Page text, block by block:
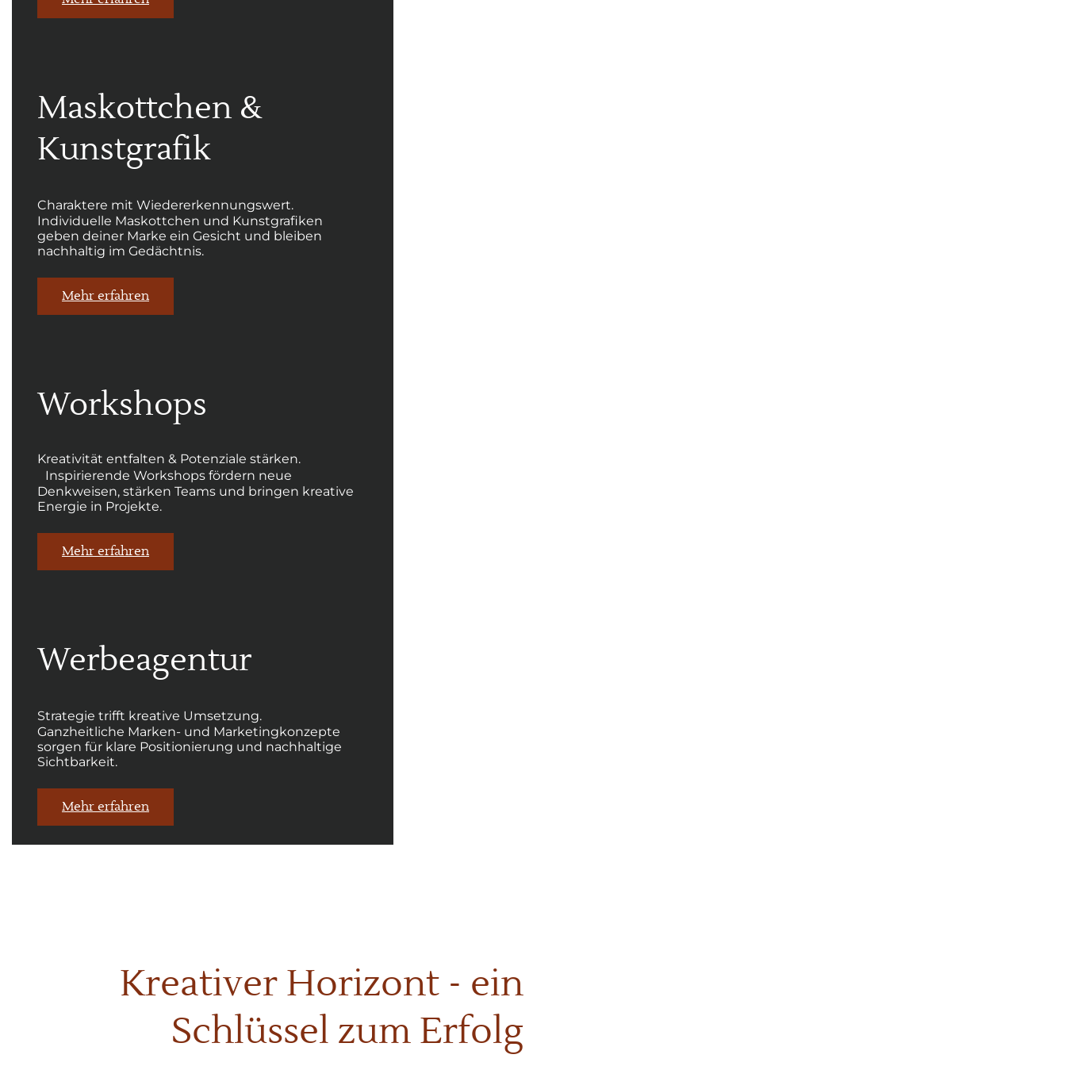
Maskottchen &
Kunstgrafik
Charaktere mit Wiedererkennungswert.
Individuelle Maskottchen und Kunstgrafiken
geben deiner Marke ein Gesicht und bleiben
nachhaltig im Gedächtnis.
Mehr erfahren
Workshops
Kreativität entfalten & Potenziale stärken.
Inspirierende Workshops fördern neue
Denkweisen, stärken Teams und bringen kreative
Energie in Projekte.
Mehr erfahren
Werbeagentur
Strategie trifft kreative Umsetzung.
Ganzheitliche Marken- und Marketingkonzepte
sorgen für klare Positionierung und nachhaltige
Sichtbarkeit.
Mehr erfahren
Kreativer Horizont - ein
Schlüssel zum Erfolg